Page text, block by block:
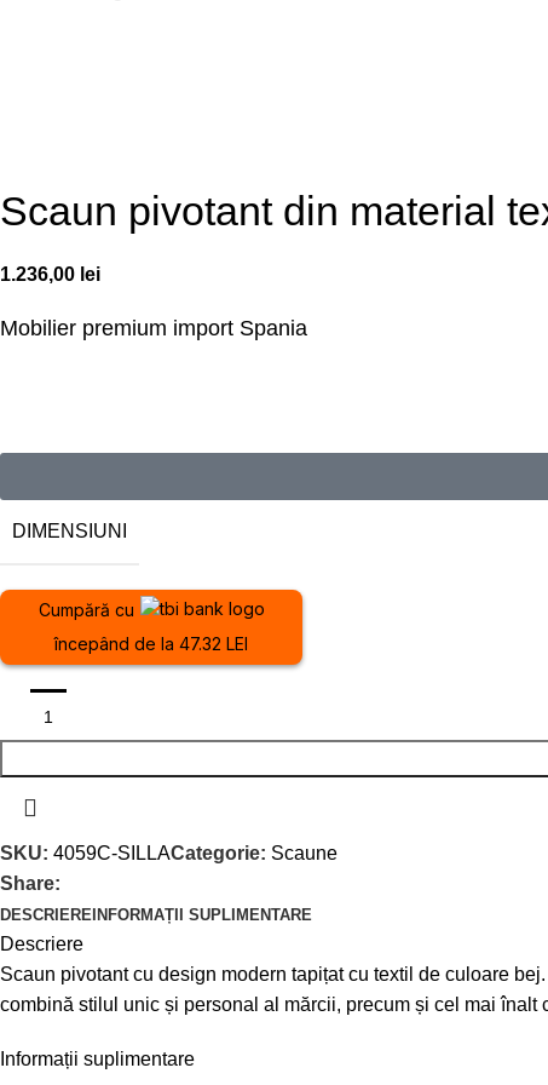
Scaun pivotant din material
1.236,00 lei
Mobilier premium import Spania
DIMENSIUNI
Cumpără cu
începând de la 47.32 LEI
SKU: 4059C-SILLACategorie: Scaune
Share:
DESCRIERE INFORMAȚII SUPLIMENTARE
Descriere
Scaun pivotant cu design modern tapițat cu textil de culoare
combină stilul unic și personal al mărcii, precum și cel mai
Informații suplimentare